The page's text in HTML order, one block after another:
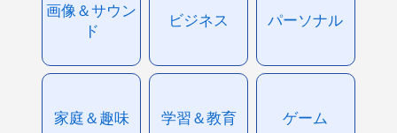
画像＆サウン
ド
ビジネス パーソナル
家庭＆趣味 学習＆教育 ゲーム